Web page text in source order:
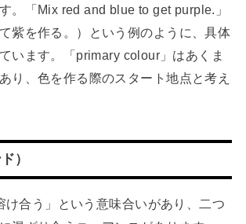
。「Mix red and blue to get purple.」
紫を作る。）という例のように、具体
います。「primary colour」はあくま
り、色を作る際のスタート地点と考え
）
け合う」という意味合いがあり、二つ